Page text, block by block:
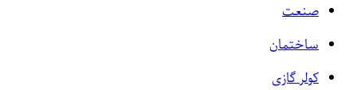
صنعت
ساختمان
کولر گازی